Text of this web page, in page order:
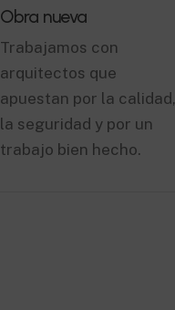
Obra nueva
Trabajamos con
arquitectos que
apuestan por la calidad,
la seguridad y por un
trabajo bien hecho.